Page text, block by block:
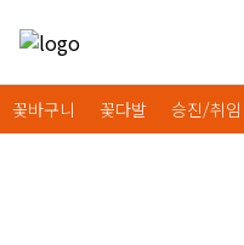
꽃바구니 꽃다발 승진/취임